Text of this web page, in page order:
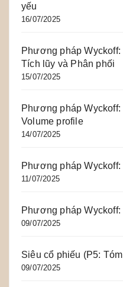
yếu
16/07/2025
Phương pháp
Tích lũy và Phân phối
15/07/2025
Phương pháp
Volume profile
14/07/2025
Phương pháp
11/07/2025
Phương pháp Wyckoff:
09/07/2025
Siêu cổ phiếu (P5:
09/07/2025